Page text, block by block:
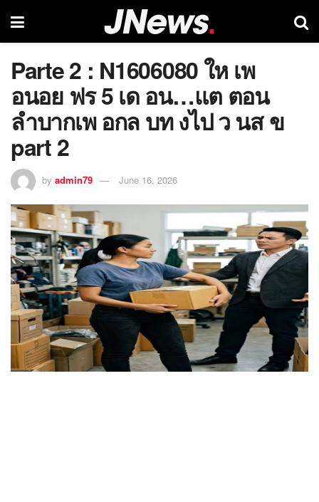
Parte 2 : N1606080 ให เพ
อนอย ฟร 5 เด อน…แต ตอน
ลำบากเพ อกล บท งไป ว นส ข
part 2
by admin79 June 16, 2026